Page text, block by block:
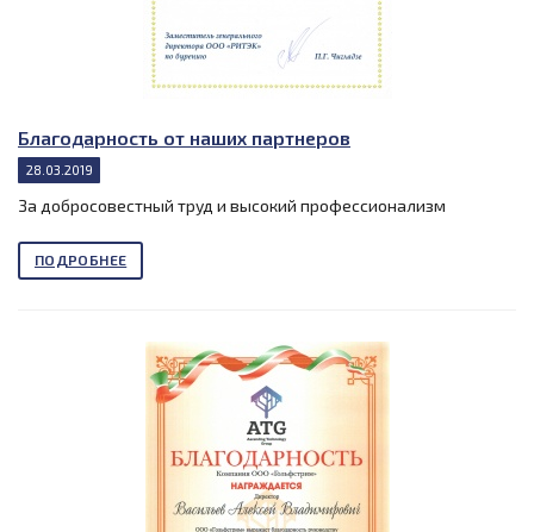
Благодарность от наших партнеров
28.03.2019
За добросовестный труд и высокий профессионализм
ПОДРОБНЕЕ